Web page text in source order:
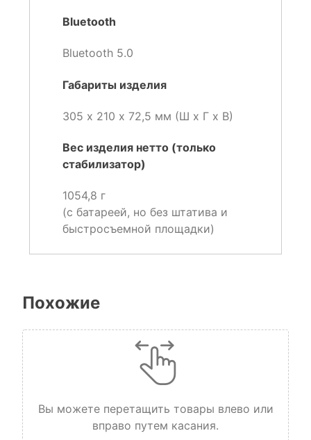
Bluetooth
Bluetooth 5.0
Габариты изделия
305 х 210 х 72,5 мм (Ш х Г х В)
Вес изделия нетто (только
стабилизатор)
1054,8 г
(с батареей, но без штатива и
быстросъемной площадки)
Похожие
Вы можете перетащить товары влево или
вправо путем касания.